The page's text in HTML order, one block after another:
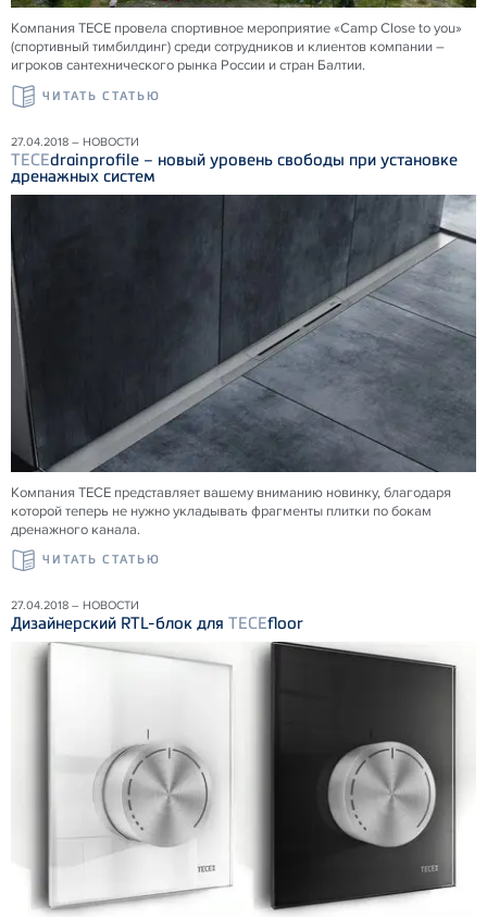
Компания ТЕСЕ провела спортивное мероприятие «Camp Close to you»
(спортивный тимбилдинг) среди сотрудников и клиентов компании –
игроков сантехнического рынка России и стран Балтии.
ЧИТАТЬ СТАТЬЮ
27.04.2018 – НОВОСТИ
TECEdrainprofile – новый уровень свободы при установке
дренажных систем
Компания ТЕСЕ представляет вашему вниманию новинку, благодаря
которой теперь не нужно укладывать фрагменты плитки по бокам
дренажного канала.
ЧИТАТЬ СТАТЬЮ
27.04.2018 – НОВОСТИ
Дизайнерский RTL-блок для TECEfloor